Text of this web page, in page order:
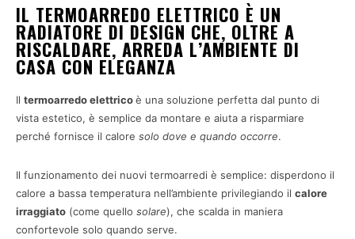
IL TERMOARREDO ELETTRICO È UN
RADIATORE DI DESIGN CHE, OLTRE A
RISCALDARE, ARREDA L’AMBIENTE DI
CASA CON ELEGANZA
Il termoarredo elettricoè una soluzione perfetta dal punto di
vista estetico, è semplice da montare e aiuta a risparmiare
perché fornisce il calore solo dove e quando occorre.
Il funzionamento dei nuovi termoarredi è semplice: disperdono il
calore a bassa temperatura nell’ambiente privilegiando il calore
irraggiato (come quello solare), che scalda in maniera
confortevole solo quando serve.